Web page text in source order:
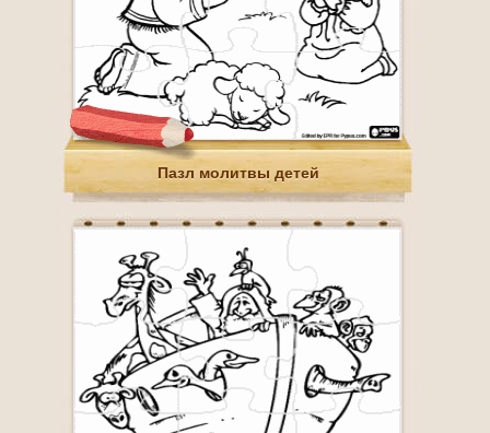
Пазл молитвы детей